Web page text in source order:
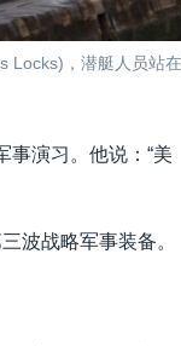
，潜艇人员站
事演习。他说：“美
波战略军事装备。